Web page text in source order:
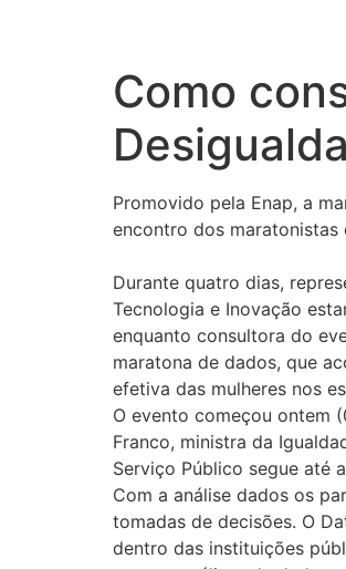
Como
Promovido pela Enap, a
encontro dos maratonistas
Durante quatro dias,
Tecnologia e Inovação
enquanto consultora do
maratona de dados, que
efetiva das mulheres nos
O evento começou ontem
Franco, ministra da
Serviço Público segue até
Com a análise dados os
tomadas de decisões. O
dentro das instituições